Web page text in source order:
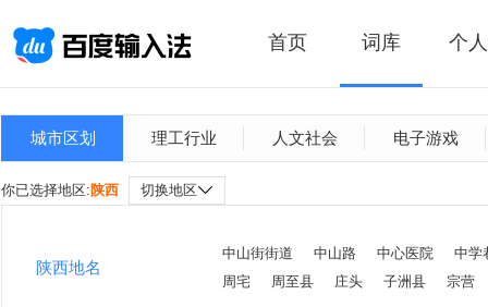
首页 词库 个
城市区划 理工行业 人文社会 电子游戏
你已选择地区: 陕西 切换地区
陕西地名
中山街街道 中山路 中心医院
中学
周宅
周至县 庄头 子洲县 宗营